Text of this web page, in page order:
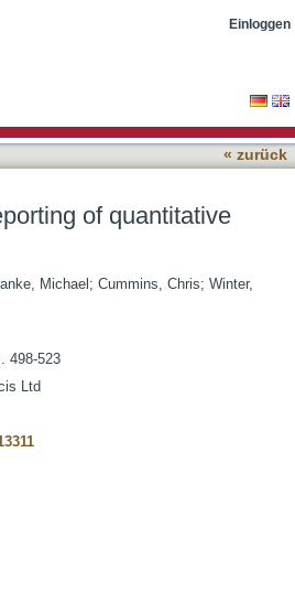
Einloggen
« zurück
of quantitative
Michael ; Cummins, Chris; Winter,
498-523
Ltd